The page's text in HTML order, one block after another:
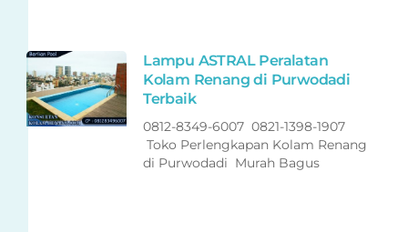
Lampu ASTRAL Peralatan
Kolam Renang di Purwodadi
Terbaik
0812-8349-6007 0821-1398-1907
Toko Perlengkapan Kolam Renang
di Purwodadi Murah Bagus